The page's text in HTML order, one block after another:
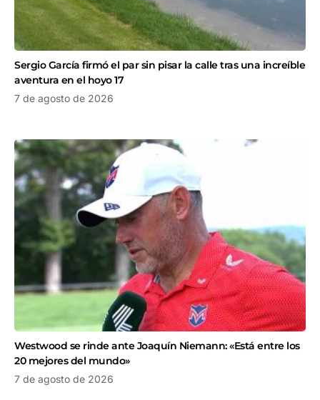
Sergio García firmó el par sin pisar la calle tras una increíble
aventura en el hoyo 17
7 de agosto de 2026
Westwood se rinde ante Joaquín Niemann: «Está entre los
20 mejores del mundo»
7 de agosto de 2026